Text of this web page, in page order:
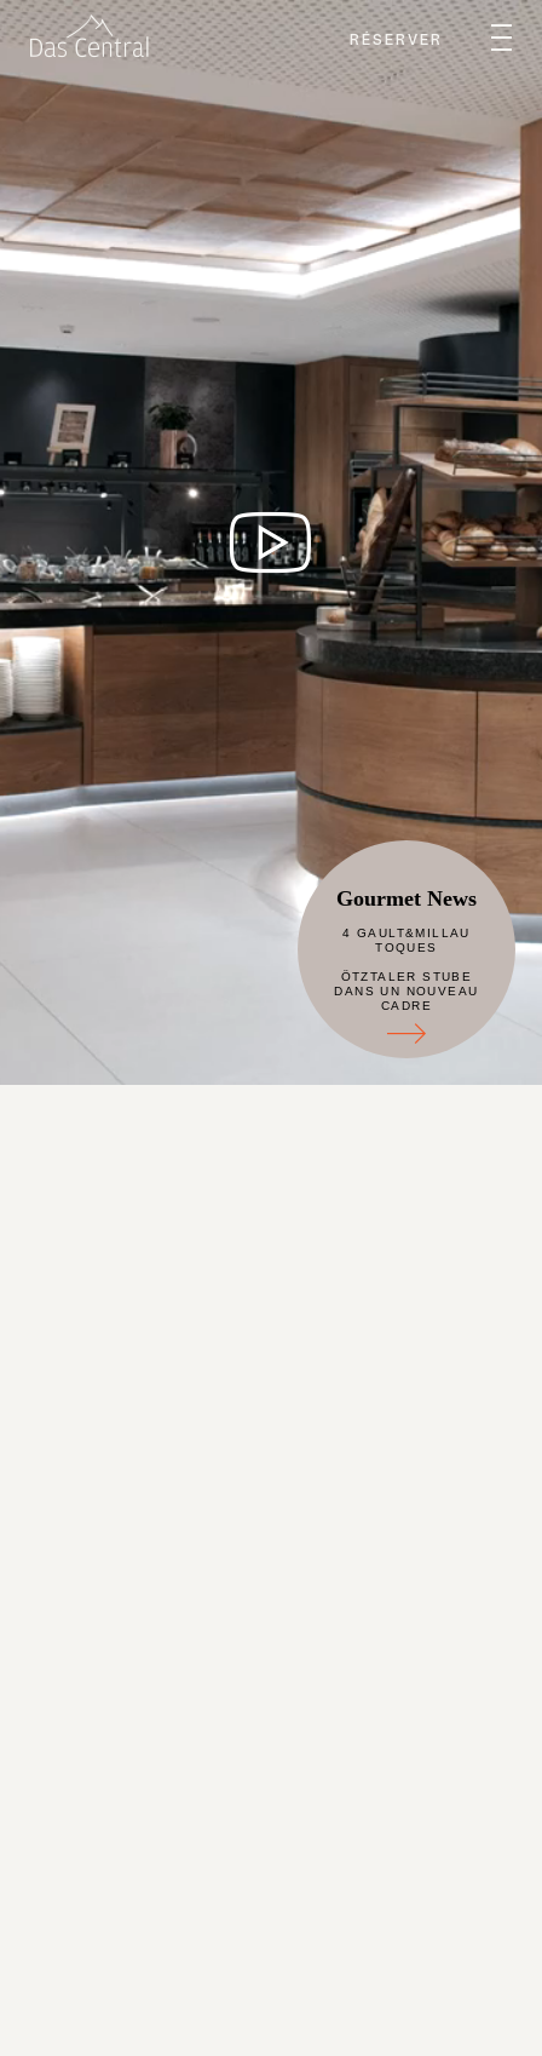
RÉSERVER
Gourmet News
4 GAULT&MILLAU
TOQUES
ÖTZTALER STUBE
DANS UN NOUVEAU
CADRE